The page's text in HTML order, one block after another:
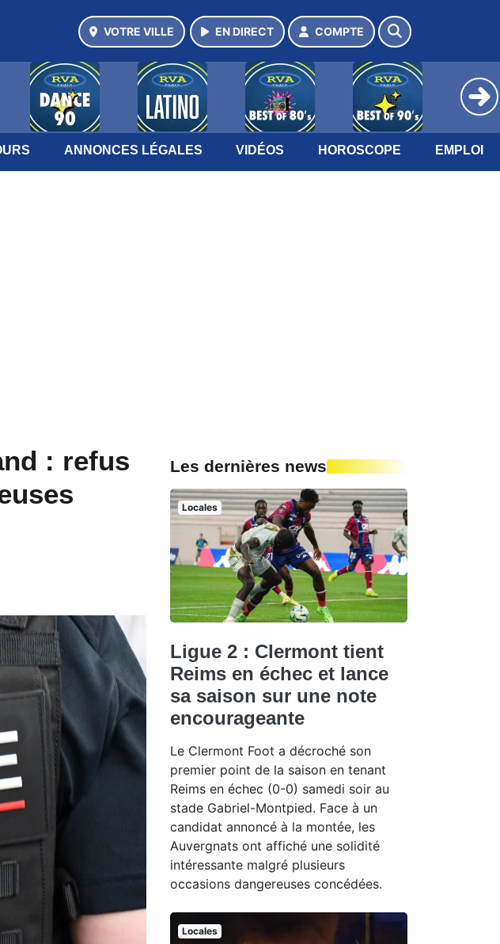
VOTRE VILLE EN DIRECT COMPTE
ANNONCES LÉGALES VIDÉOS HOROSCOPE EMPLOI
: refus
Les dernières news
Locales
Ligue 2 : Clermont tient
Reims en échec et lance
sa saison sur une note
encourageante
Le Clermont Foot a décroché son
premier point de la saison en tenant
Reims en échec (0-0) samedi soir au
stade Gabriel-Montpied. Face à un
candidat annoncé à la montée, les
Auvergnats ont affiché une solidité
intéressante malgré plusieurs
occasions dangereuses concédées.
Locales